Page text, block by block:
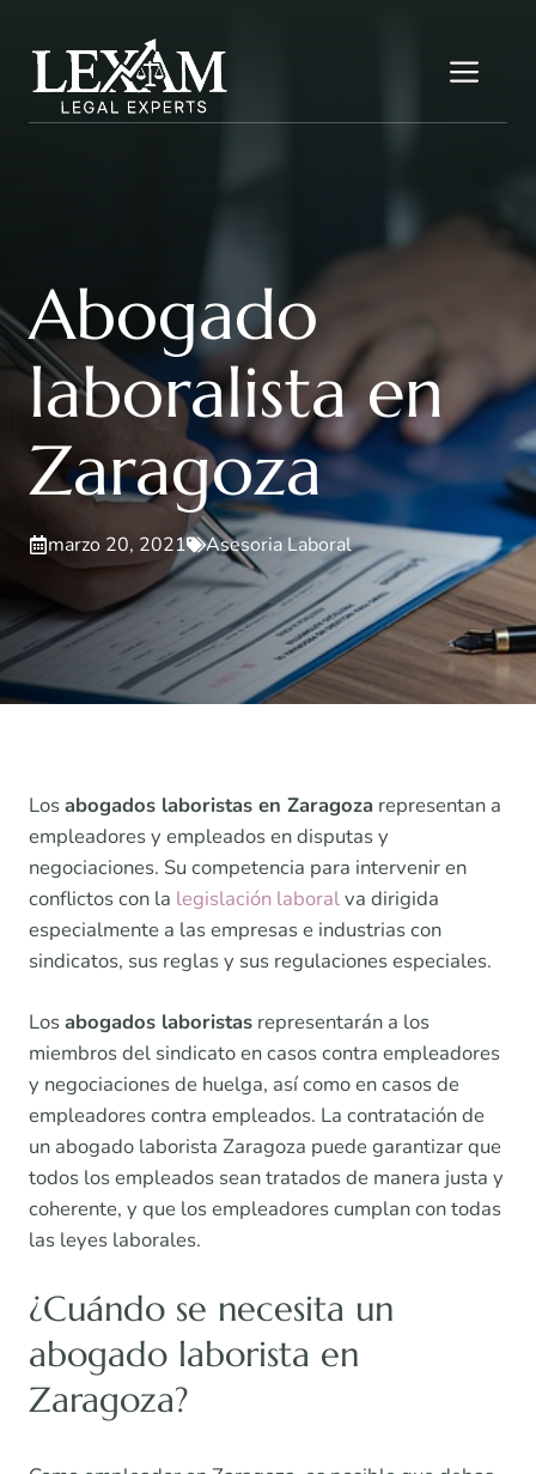
contenido
Abogado
laboralista en
Zaragoza
marzo 20, 2021 Asesoria Laboral
Losabogados laboristas en Zaragoza representan a
empleadores y empleados en disputas y
negociaciones. Su competencia para intervenir en
conflictos con la legislación laboralva dirigida
especialmente a las empresas e industrias con
sindicatos, sus reglas y sus regulaciones especiales.
Losabogados laboristas representarán a los
miembros del sindicato en casos contra empleadores
y negociaciones de huelga, así como en casos de
empleadores contra empleados. La contratación de
un abogado laborista Zaragoza puede garantizar que
todos los empleados sean tratados de manera justa y
coherente, y que los empleadores cumplan con todas
las leyes laborales.
¿Cuándo se necesita un
abogado laborista en
Zaragoza?